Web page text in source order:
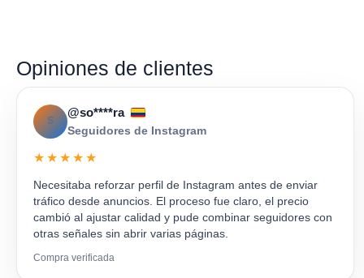
Opiniones de clientes
S
@so****ra
Seguidores de Instagram
★★★★★
Necesitaba reforzar perfil de Instagram antes de enviar
tráfico desde anuncios. El proceso fue claro, el precio
cambió al ajustar calidad y pude combinar seguidores con
otras señales sin abrir varias páginas.
Compra verificada